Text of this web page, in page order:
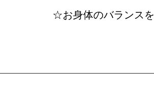
☆お身体のバランス